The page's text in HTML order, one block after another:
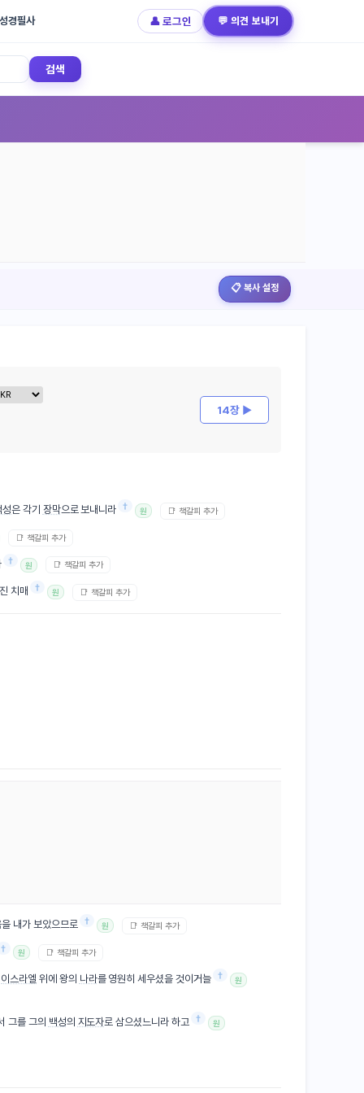
성경필사 👤 로그인 💬 의견 보내기
검색
📋 복사 설정
14장 ▶
성은 각기 장막으로 보내니라 † 원 📑 책갈피 추가
📑 책갈피 추가
† 원 📑 책갈피 추가
치매 † 원 📑 책갈피 추가
내가 보았으므로 † 원 📑 책갈피 추가
† 원 📑 책갈피 추가
이스라엘 위에 왕의 나라를 영원히 세우셨을 것이거늘 † 원
그를 그의 백성의 지도자로 삼으셨느니라 하고 † 원